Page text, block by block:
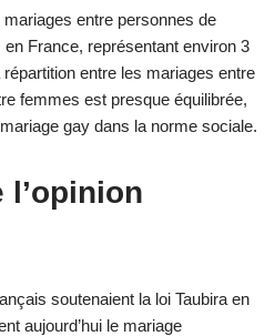
entre personnes de
France, représentant environ 3
entre les mariages entre
femmes est presque équilibrée,
gay dans la norme sociale.
l’opinion
soutenaient la loi Taubira en
aujourd’hui le mariage